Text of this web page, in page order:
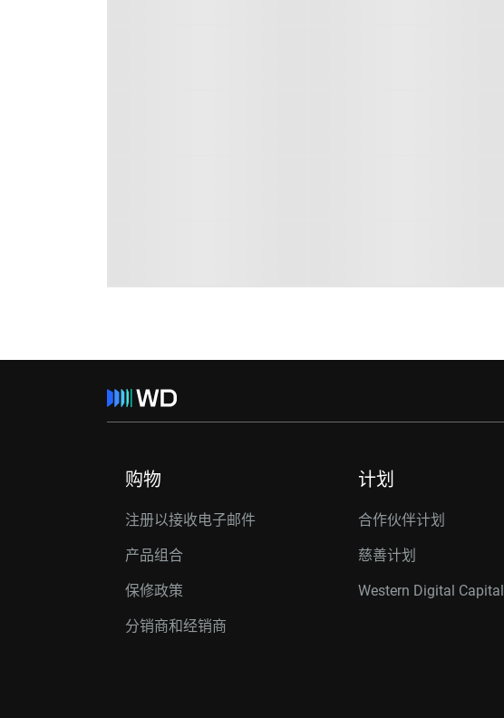
购物
注册以接收电子邮件
产品组合
保修政策
分销商和经销商
计划
合作伙伴计划
慈善计划
Western Digital Capital